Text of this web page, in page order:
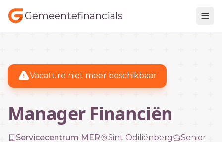
Gemeentefinancials
Vacature niet meer beschikbaar
Manager Financiën
Servicecentrum MER Sint Odiliënberg Senior